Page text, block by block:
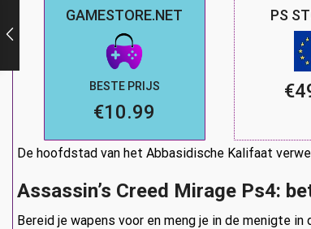
GAMESTORE.NET
BESTE PRIJS
€10.99
PS
De hoofdstad van het Abbasidische Kalifaat
Assassin’s Creed Mirage Ps4:
Bereid je wapens voor en meng je in de menigte